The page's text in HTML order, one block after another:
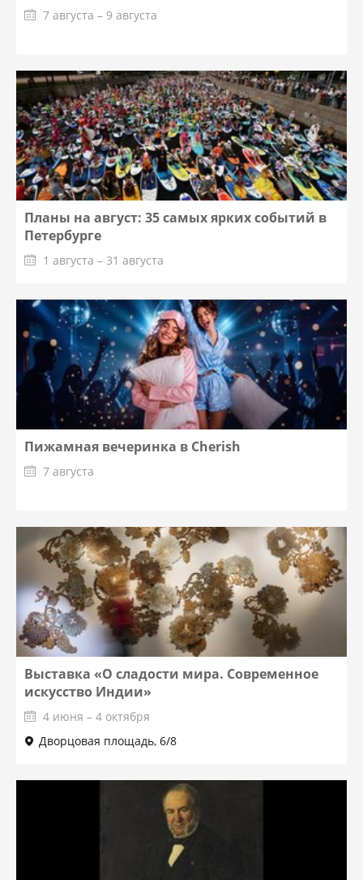
7 августа – 9 августа
Планы на август: 35 самых ярких событий в
Петербурге
1 августа – 31 августа
Пижамная вечеринка в Cherish
7 августа
Выставка «О сладости мира. Современное
искусство Индии»
4 июня – 4 октября
Дворцовая площадь, 6/8